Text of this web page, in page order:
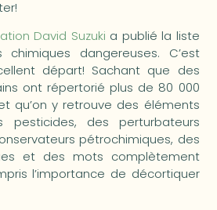
David Suzuki a publié la liste
chimiques dangereuses. C’est
départ! Sachant que des
ont répertorié plus de 80 000
qu’on y retrouve des éléments
pesticides, des perturbateurs
pétrochimiques, des
et des mots complètement
l’importance de décortiquer